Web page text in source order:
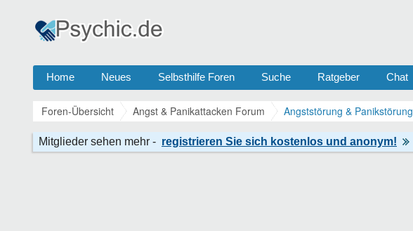
Home Neues Selbsthilfe Foren Suche Ratgeber Chat
Foren-Übersicht Angst & Panikattacken Forum Angststörung & Panikstörung